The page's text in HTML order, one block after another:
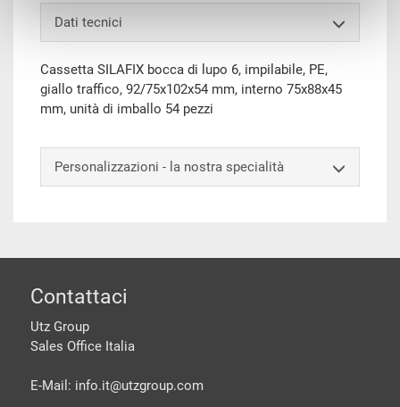
Dati tecnici
Cassetta SILAFIX bocca di lupo 6, impilabile, PE,
giallo traffico, 92/75x102x54 mm, interno 75x88x45
mm, unità di imballo 54 pezzi
Personalizzazioni - la nostra specialità
piè di pagine
Contattaci
Utz Group
Sales Office Italia
E-Mail: info.it@utzgroup.com